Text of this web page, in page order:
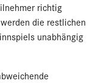
richtig
die restlichen
unabhängig